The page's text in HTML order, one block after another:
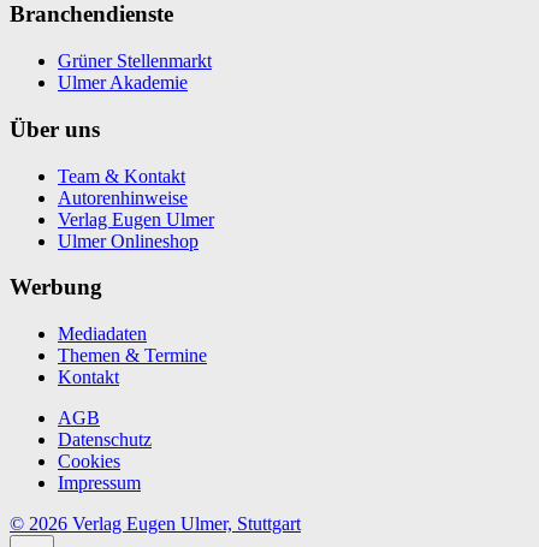
Branchendienste
Grüner Stellenmarkt
Ulmer Akademie
Über uns
Team & Kontakt
Autorenhinweise
Verlag Eugen Ulmer
Ulmer Onlineshop
Werbung
Mediadaten
Themen & Termine
Kontakt
AGB
Datenschutz
Cookies
Impressum
© 2026 Verlag Eugen Ulmer, Stuttgart